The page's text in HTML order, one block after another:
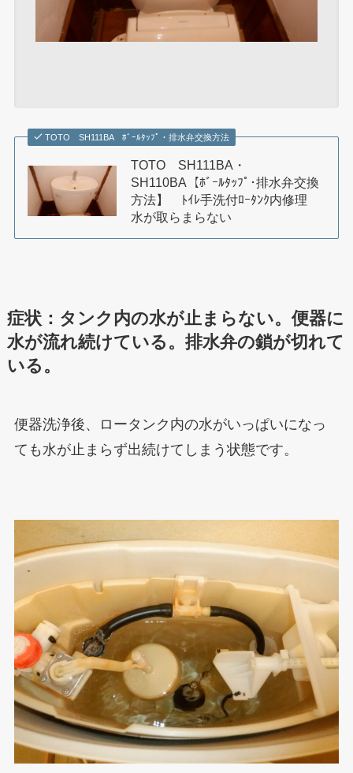
TOTO SH111BA ﾎﾞｰﾙﾀｯﾌﾟ・排水弁交換方法
TOTO SH111BA・
SH110BA【ﾎﾞｰﾙﾀｯﾌﾟ･排水弁交換
方法】 ﾄｲﾚ手洗付ﾛｰﾀﾝｸ内修理
水が取らまらない
症状：タンク内の水が止まらない。便器に
水が流れ続けている。排水弁の鎖が切れて
いる。
便器洗浄後、ロータンク内の水がいっぱいになっ
ても水が止まらず出続けてしまう状態です。